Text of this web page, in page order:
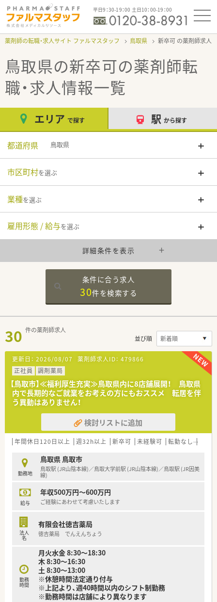
平日9：30-19：00 土日10：00-19：00
薬剤師の転職・求人サイト ファルマスタッフ 鳥取県 新卒可
鳥取県の新卒可の薬剤師転
職・求人情報一覧
エリア で探す 駅 から探す
都道府県 鳥取県
市区町村を選ぶ
業種を選ぶ
雇用形態 / 給与を選ぶ
詳細条件を表示
条件に合う求人
30件を検索する
30 件の薬剤師求人
並び順
更新日： 2026/08/07 薬剤師求人ID： 479866
正社員
調剤薬局
【鳥取市】≪福利厚生充実≫鳥取県内に8店舗展開！ 鳥取県
内で長期的なご就業をお考えの方にもおススメ 転居を伴
う異動はありません！
検討リストに追加
年間休日120日以上 週32h以上 新卒可 未経験可 転勤なし
勤務地
鳥取県 鳥取市
鳥取駅 (JR山陰本線)／鳥取大学前駅 (JR山陰本線)／鳥取駅 (JR因美
線)
給与
年収500万円～600万円
ご経験にあわせて考慮いたします
法人
名
有限会社徳吉薬局
徳吉薬局 でんえんちょう
勤務
時間
月火水金 8:30～18:30
木 8:30～16:30
土 8:30～13:00
※休憩時間法定通り付与
※上記より、週40時間以内のシフト制勤務
※勤務時間は店舗により異なります